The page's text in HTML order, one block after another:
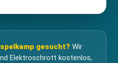
gesucht? Wir
Elektroschrott kostenlos,